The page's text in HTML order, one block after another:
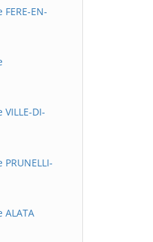
EN-
DI-